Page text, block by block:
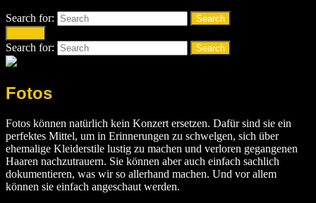
Search for:
Search
Search for: Search
Fotos
Fotos können natürlich kein Konzert ersetzen. Dafür sind sie ein
perfektes Mittel, um in Erinnerungen zu schwelgen, sich über
ehemalige Kleiderstile lustig zu machen und verloren gegangenen
Haaren nachzutrauern. Sie können aber auch einfach sachlich
dokumentieren, was wir so allerhand machen. Und vor allem
können sie einfach angeschaut werden.